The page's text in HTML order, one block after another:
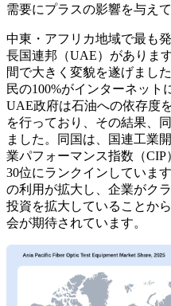
需要にプラスの影響を与えて
中東・アフリカ地域で最も
長国連邦（UAE）がありま
間で大きく変貌を遂げまし
民の100%がインターネット
UAE政府は石油への依存度
を行っており、その結果、
ました。同国は、国連工業
業パフォーマンス指数（
30位にランクインしていま
の利用が拡大し、企業がク
投資を拡大していることか
会が期待されています。